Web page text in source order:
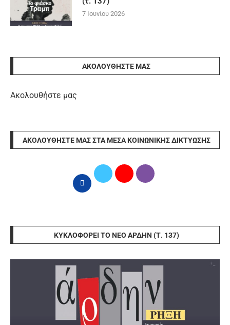
7 Ιουνίου 2026
ΑΚΟΛΟΥΘΉΣΤΕ ΜΑΣ
Ακολουθήστε μας
ΑΚΟΛΟΥΘΉΣΤΕ ΜΑΣ ΣΤΑ ΜΈΣΑ ΚΟΙΝΩΝΙΚΉΣ ΔΙΚΤΎΩΣΗΣ
ΚΥΚΛΟΦΟΡΕΊ ΤΟ ΝΈΟ ΆΡΔΗΝ (Τ. 137)